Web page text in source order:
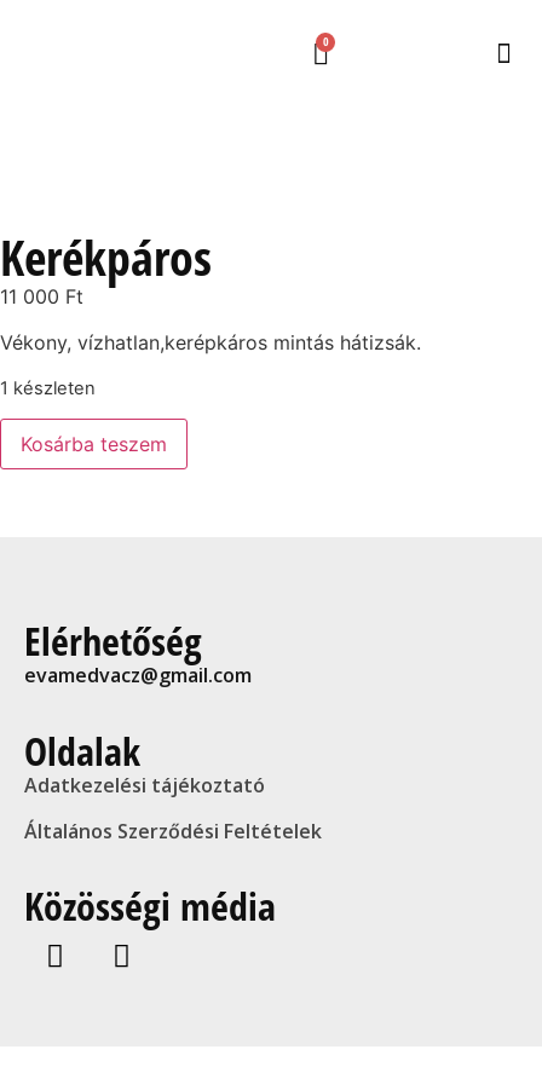
0
Kerékpáros
11 000 Ft
Vékony, vízhatlan,kerépkáros mintás hátizsák.
1 készleten
Kosárba teszem
Elérhetőség
evamedvacz@gmail.com
Oldalak
Adatkezelési tájékoztató
Általános Szerződési Feltételek
Közösségi média